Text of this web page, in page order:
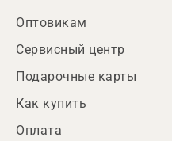
Оптовикам
Сервисный центр
Подарочные карты
Как купить
Оплата